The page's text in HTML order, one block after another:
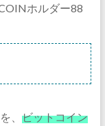
ホルダー88
、 ビットコイン